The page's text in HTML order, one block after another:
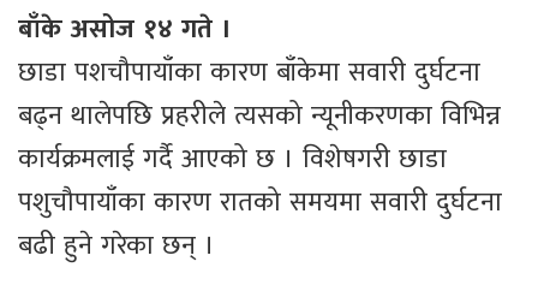
बाँके असोज १४ गते ।
छाडा पशचौपायाँका कारण बाँकेमा सवारी दुर्घटना
बढ्न थालेपछि प्रहरीले त्यसको न्यूनीकरणका विभिन्न
कार्यक्रमलाई गर्दै आएको छ । विशेषगरी छाडा
पशुचौपायाँका कारण रातको समयमा सवारी दुर्घटना
बढी हुने गरेका छन् ।